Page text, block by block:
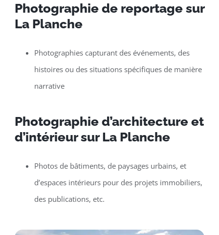
Photographie de reportage sur
La Planche
Photographies capturant des événements, des
histoires ou des situations spécifiques de manière
narrative
Photographie d’architecture et
d’intérieur sur La Planche
Photos de bâtiments, de paysages urbains, et
d’espaces intérieurs pour des projets immobiliers,
des publications, etc.